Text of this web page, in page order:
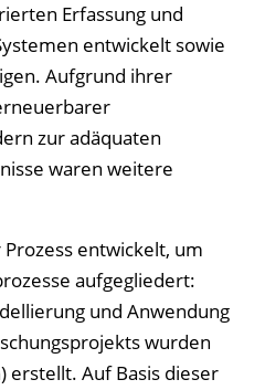
Erfassung und
entwickelt sowie
Aufgrund ihrer
zur adäquaten
waren weitere
entwickelt, um
aufgegliedert:
und Anwendung
wurden
erstellt. Auf Basis dieser